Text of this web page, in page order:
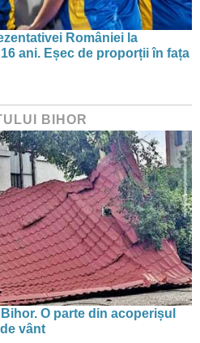
României la
ani. Eșec de proporții în fața
BIHOR
O parte din acoperișul
vânt